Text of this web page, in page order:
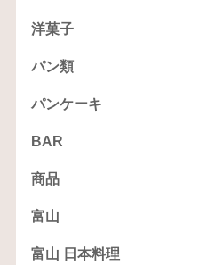
洋菓子
パン類
パンケーキ
BAR
商品
富山
富山 日本料理